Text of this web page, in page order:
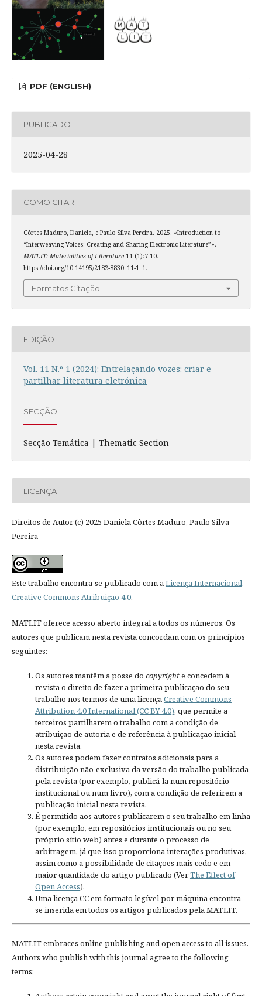
PDF (ENGLISH)
PUBLICADO
2025-04-28
COMO CITAR
Côrtes Maduro, Daniela, e Paulo Silva Pereira. 2025. «Introduction to
“Interweaving Voices: Creating and Sharing Electronic Literature”».
MATLIT: Materialities of Literature11 (1):7-10.
https://doi.org/10.14195/2182-8830_11-1_1.
Formatos Citação
EDIÇÃO
Vol. 11 N.º 1 (2024): Entrelaçando vozes: criar e
partilhar literatura eletrónica
SECÇÃO
Secção Temática | Thematic Section
LICENÇA
Direitos de Autor (c) 2025 Daniela Côrtes Maduro, Paulo Silva
Pereira
Este trabalho encontra-se publicado com aLicença Internacional
Creative Commons Atribuição 4.0.
MATLIT oferece acesso aberto integral a todos os números. Os
autores que publicam nesta revista concordam com os princípios
seguintes:
Os autores mantêm a posse do copyrighte concedem à
revista o direito de fazer a primeira publicação do seu
trabalho nos termos de uma licençaCreative Commons
Attribution 4.0 International (CC BY 4.0), que permite a
terceiros partilharem o trabalho com a condição de
atribuição de autoria e de referência à publicação inicial
nesta revista.
Os autores podem fazer contratos adicionais para a
distribuição não-exclusiva da versão do trabalho publicada
pela revista (por exemplo, publicá-la num repositório
institucional ou num livro), com a condição de referirem a
publicação inicial nesta revista.
É permitido aos autores publicarem o seu trabalho em linha
(por exemplo, em repositórios institucionais ou no seu
próprio sítio web) antes e durante o processo de
arbitragem, já que isso proporciona interações produtivas,
assim como a possibilidade de citações mais cedo e em
maior quantidade do artigo publicado (VerThe Effect of
Open Access).
Uma licença CC em formato legível por máquina encontra-
se inserida em todos os artigos publicados pela MATLIT.
MATLIT embraces online publishing and open access to all issues.
Authors who publish with this journal agree to the following
terms: